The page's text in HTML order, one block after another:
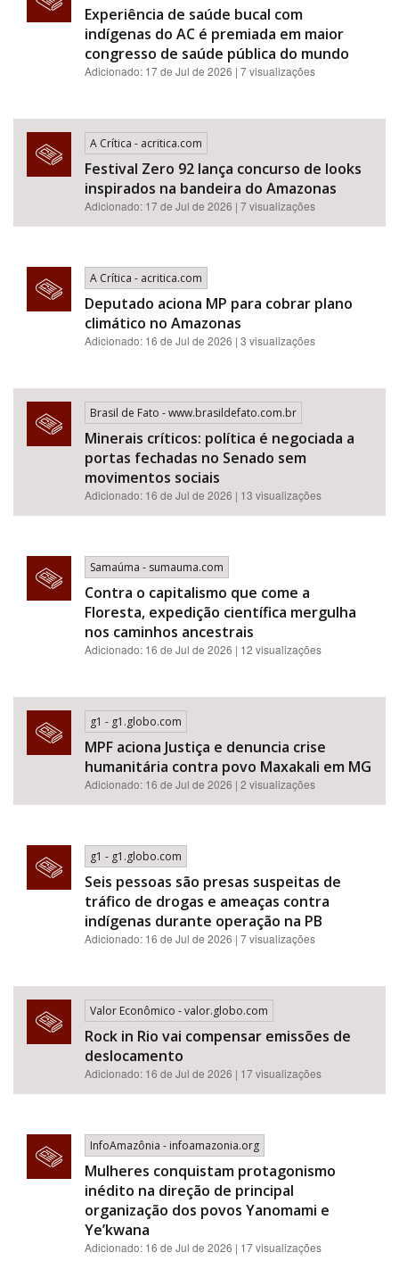
Experiência de saúde bucal com
indígenas do AC é premiada em maior
congresso de saúde pública do mundo
Adicionado: 17 de Jul de 2026 | 7 visualizações
A Crítica - acritica.com
Festival Zero 92 lança concurso de looks
inspirados na bandeira do Amazonas
Adicionado: 17 de Jul de 2026 | 7 visualizações
A Crítica - acritica.com
Deputado aciona MP para cobrar plano
climático no Amazonas
Adicionado: 16 de Jul de 2026 | 3 visualizações
Brasil de Fato - www.brasildefato.com.br
Minerais críticos: política é negociada a
portas fechadas no Senado sem
movimentos sociais
Adicionado: 16 de Jul de 2026 | 13 visualizações
Samaúma - sumauma.com
Contra o capitalismo que come a
Floresta, expedição científica mergulha
nos caminhos ancestrais
Adicionado: 16 de Jul de 2026 | 12 visualizações
g1 - g1.globo.com
MPF aciona Justiça e denuncia crise
humanitária contra povo Maxakali em MG
Adicionado: 16 de Jul de 2026 | 2 visualizações
g1 - g1.globo.com
Seis pessoas são presas suspeitas de
tráfico de drogas e ameaças contra
indígenas durante operação na PB
Adicionado: 16 de Jul de 2026 | 7 visualizações
Valor Econômico - valor.globo.com
Rock in Rio vai compensar emissões de
deslocamento
Adicionado: 16 de Jul de 2026 | 17 visualizações
InfoAmazônia - infoamazonia.org
Mulheres conquistam protagonismo
inédito na direção de principal
organização dos povos Yanomami e
Ye’kwana
Adicionado: 16 de Jul de 2026 | 17 visualizações